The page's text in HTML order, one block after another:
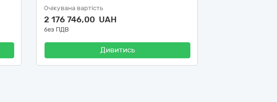
Очікувана вартість
2 176 746,00 UAH
без ПДВ
Дивитись